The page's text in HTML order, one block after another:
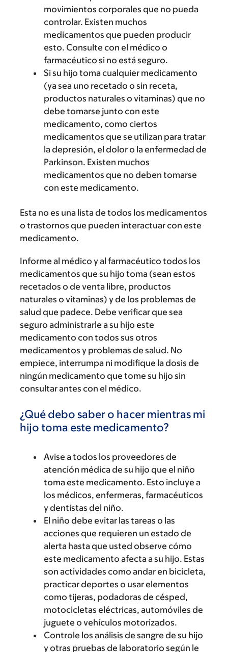
movimientos corporales que no pueda
controlar. Existen muchos
medicamentos que pueden producir
esto. Consulte con el médico o
farmacéutico si no está seguro.
Si su hijo toma cualquier medicamento
(ya sea uno recetado o sin receta,
productos naturales o vitaminas) que no
debe tomarse junto con este
medicamento, como ciertos
medicamentos que se utilizan para tratar
la depresión, el dolor o la enfermedad de
Parkinson. Existen muchos
medicamentos que no deben tomarse
con este medicamento.
Esta no es una lista de todos los medicamentos
o trastornos que pueden interactuar con este
medicamento.
Informe al médico y al farmacéutico todos los
medicamentos que su hijo toma (sean estos
recetados o de venta libre, productos
naturales o vitaminas) y de los problemas de
salud que padece. Debe verificar que sea
seguro administrarle a su hijo este
medicamento con todos sus otros
medicamentos y problemas de salud. No
empiece, interrumpa ni modifique la dosis de
ningún medicamento que tome su hijo sin
consultar antes con el médico.
¿Qué debo saber o hacer mientras mi
hijo toma este medicamento?
Avise a todos los proveedores de
atención médica de su hijo que el niño
toma este medicamento. Esto incluye a
los médicos, enfermeras, farmacéuticos
y dentistas del niño.
El niño debe evitar las tareas o las
acciones que requieren un estado de
alerta hasta que usted observe cómo
este medicamento afecta a su hijo. Estas
son actividades como andar en bicicleta,
practicar deportes o usar elementos
como tijeras, podadoras de césped,
motocicletas eléctricas, automóviles de
juguete o vehículos motorizados.
Controle los análisis de sangre de su hijo
y otras pruebas de laboratorio según le